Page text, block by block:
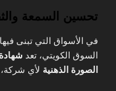
تحسين السمعة
في الأسواق التي تبنى
السوق الكويتي، تعد شهادة
الصورة الذهنية لأي